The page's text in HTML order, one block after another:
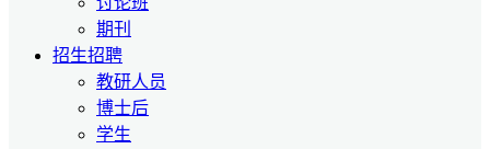
期刊
招生招聘
教研人员
博士后
学生